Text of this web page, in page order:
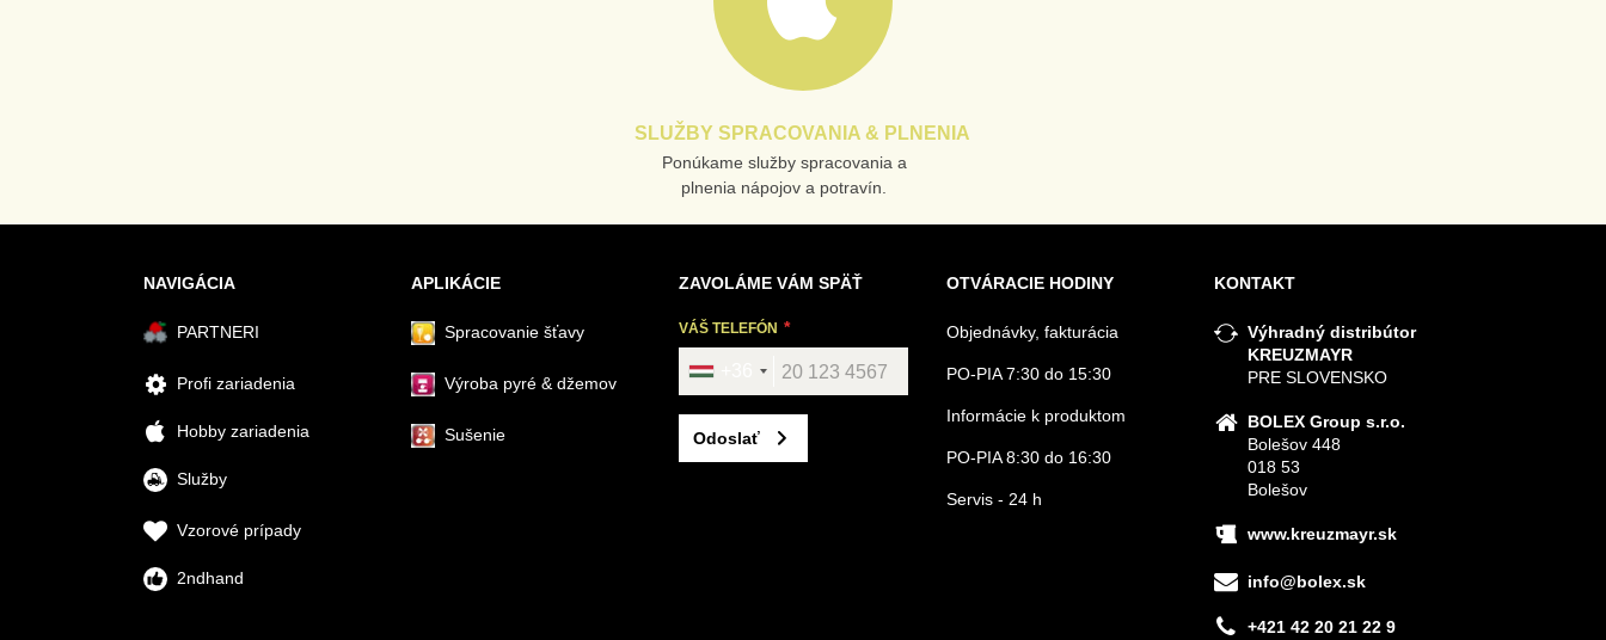
SLUŽBY SPRACOVANIA & PLNENIA
Ponúkame služby spracovania a
plnenia nápojov a potravín.
NAVIGÁCIA
PARTNERI
Profi zariadenia
Hobby zariadenia
Služby
Vzorové prípady
2ndhand
APLIKÁCIE
Spracovanie šťavy
Výroba pyré & džemov
Sušenie
ZAVOLÁME VÁM SPÄŤ
VÁŠ TELEFÓN
Odoslať
OTVÁRACIE HODINY
Objednávky, fakturácia
PO-PIA 7:30 do 15:30
Informácie k produktom
PO-PIA 8:30 do 16:30
Servis - 24 h
KONTAKT
Výhradný distribútor
KREUZMAYR
PRE SLOVENSKO
BOLEX Group s.r.o.
Bolešov 448
018 53
Bolešov
www.kreuzmayr.sk
info@bolex.sk
+421 42 20 21 22 9